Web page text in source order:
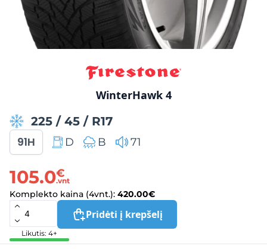
WinterHawk 4
225 / 45 / R17
91H D B 71
105.0€
.vnt
Komplekto kaina (4vnt.): 420.00€
Pridėti į krepšelį
Likutis: 4+